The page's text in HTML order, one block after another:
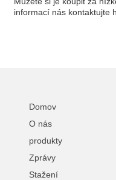
informací nás kontaktujte
Domov
O nás
produkty
Zprávy
Stažení